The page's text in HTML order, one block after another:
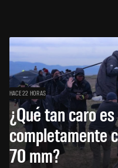
HACE 22 HORAS
¿Qué tan caro
completamente
70 mm?